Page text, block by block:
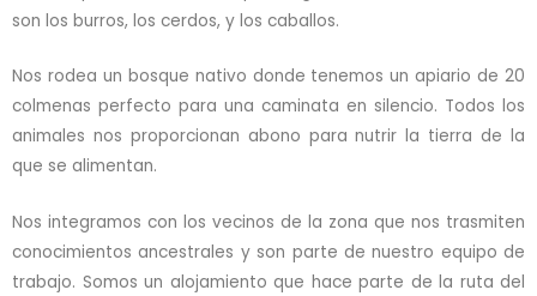
son los burros, los cerdos, y los caballos.
Nos rodea un bosque nativo donde tenemos un apiario de 20
colmenas perfecto para una caminata en silencio. Todos los
animales nos proporcionan abono para nutrir la tierra de la
que se alimentan.
Nos integramos con los vecinos de la zona que nos trasmiten
conocimientos ancestrales y son parte de nuestro equipo de
trabajo. Somos un alojamiento que hace parte de la ruta del